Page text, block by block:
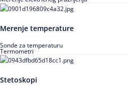
Merenje temperature
Sonde za temperaturu
Termometri
Stetoskopi